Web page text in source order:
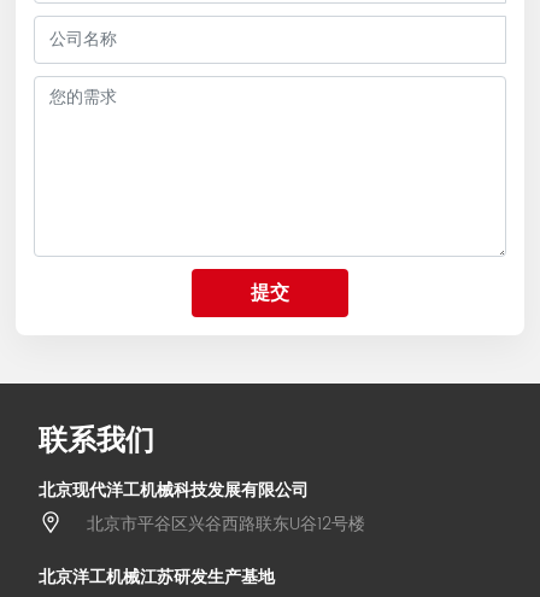
提交
联系我们
北京现代洋工机械科技发展有限公司
北京市平谷区兴谷西路联东U谷12号楼
北京洋工机械江苏研发生产基地